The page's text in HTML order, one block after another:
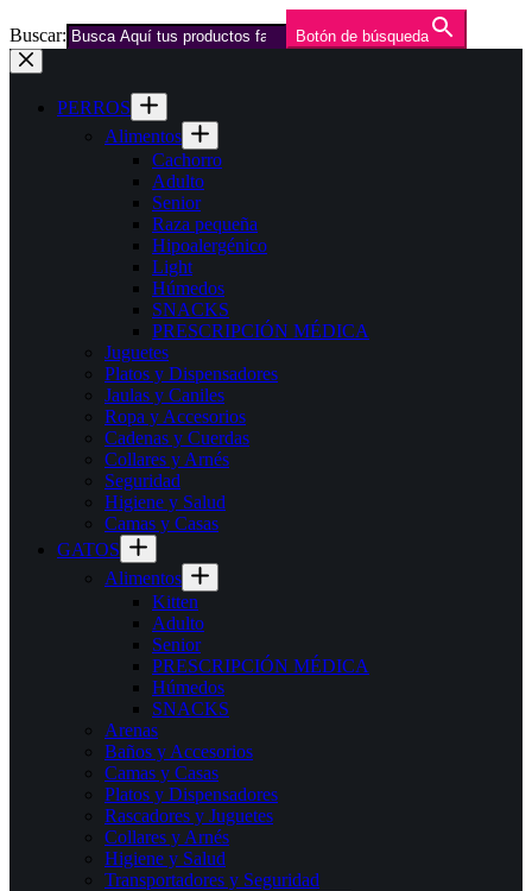
Buscar: Botón de búsqueda
Saltar
al
contenidoPERROS
Alimentos
Cachorro
Adulto
Senior
Raza pequeña
Hipoalergénico
Light
Húmedos
SNACKS
PRESCRIPCIÓN MÉDICA
Juguetes
Platos y Dispensadores
Jaulas y Caniles
Ropa y Accesorios
Cadenas y Cuerdas
Collares y Arnés
Seguridad
Higiene y Salud
Camas y Casas
GATOS
Alimentos
Kitten
Adulto
Senior
PRESCRIPCIÓN MÉDICA
Húmedos
SNACKS
Arenas
Baños y Accesorios
Camas y Casas
Platos y Dispensadores
Rascadores y Juguetes
Collares y Arnés
Higiene y Salud
Transportadores y Seguridad